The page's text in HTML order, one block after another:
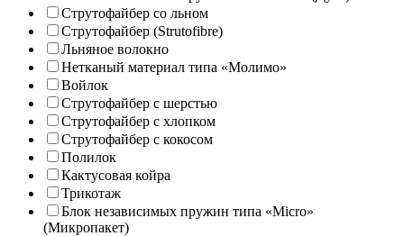
Струтофайбер со льном
Струтофайбер (Strutofibre)
Льняное волокно
Нетканый материал типа «Молимо»
Войлок
Струтофайбер с шерстью
Струтофайбер с хлопком
Струтофайбер с кокосом
Полилок
Кактусовая койра
Трикотаж
Блок независимых пружин типа «Micro»
(Микропакет)